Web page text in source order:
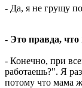
- Да, я не грущу
- Это правда,
- Конечно, при
работаешь?". Я
потому что мама